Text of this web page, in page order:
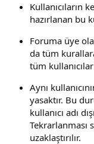
Kullanıcıların
hazırlanan bu
Foruma üye
da tüm
tüm
Aynı
yasaktır. Bu
kullanıcı adı
uzaklaştırılır.